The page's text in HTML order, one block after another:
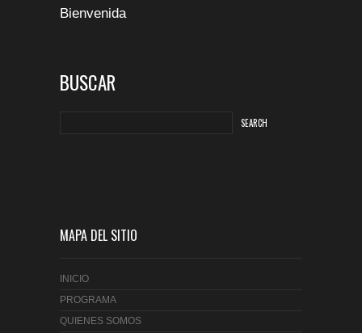
Bienvenida
BUSCAR
MAPA DEL SITIO
INICIO
PROGRAMA
QUIENES SOMOS